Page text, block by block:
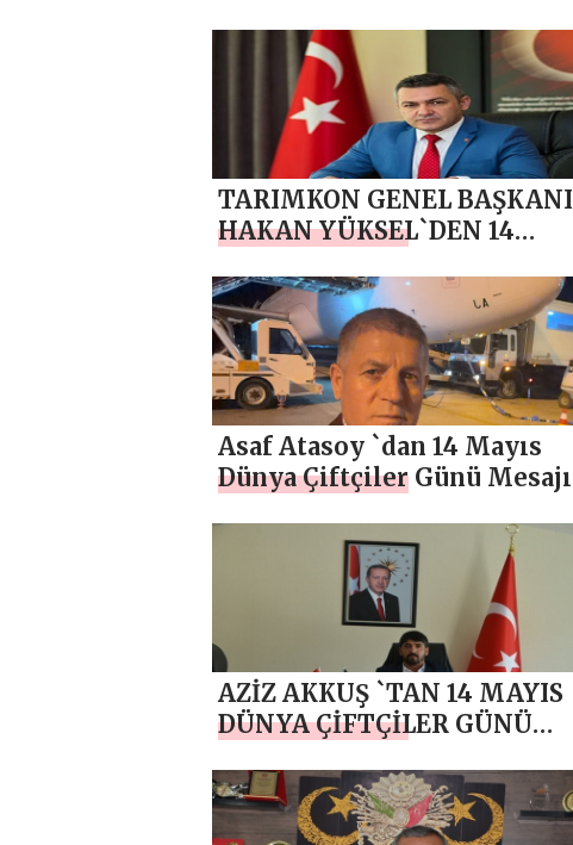
MESAJI
TARIMKON GENEL BAŞKANI
HAKAN YÜKSEL`DEN 14
GÜNÜ MESAJI
Asaf Atasoy `dan 14 Mayıs
Dünya Çiftçiler Günü Mesajı
AZİZ AKKUŞ `TAN 14 MAYIS
DÜNYA ÇİFTÇİLER GÜNÜ